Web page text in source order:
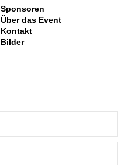
Sponsoren
Über das Event
Kontakt
Bilder